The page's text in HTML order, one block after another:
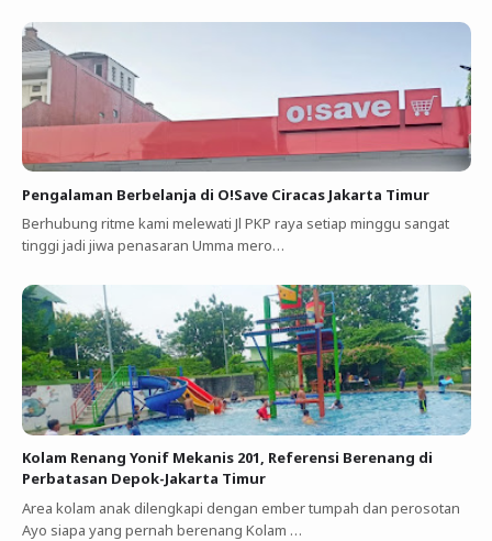
Pengalaman Berbelanja di O!Save Ciracas Jakarta Timur
Berhubung ritme kami melewati Jl PKP raya setiap minggu sangat
tinggi jadi jiwa penasaran Umma mero…
Kolam Renang Yonif Mekanis 201, Referensi Berenang di
Perbatasan Depok-Jakarta Timur
Area kolam anak dilengkapi dengan ember tumpah dan perosotan
Ayo siapa yang pernah berenang Kolam …